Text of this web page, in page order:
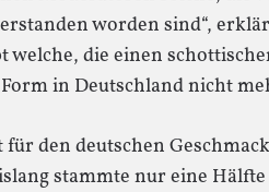
worden sind“,
welche, die einen
in Deutschland nicht
den deutschen
stammte nur eine